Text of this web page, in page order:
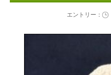
エントリー：